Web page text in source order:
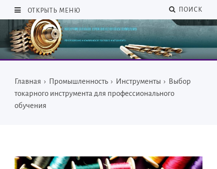
ОТКРЫТЬ МЕНЮ ПОИСК
Главная › Промышленность › Инструменты › Выбор
токарного инструмента для профессионального
обучения